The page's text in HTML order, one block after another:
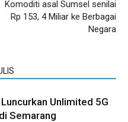
Komoditi asal Sumsel senilai
Rp 153, 4 Miliar ke Berbagai
Negara
Unlimited 5G
Semarang